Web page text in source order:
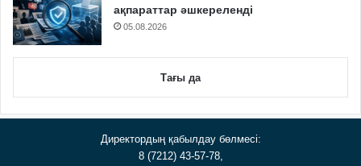
ақпараттар әшкереленді
05.08.2026
Тағы да
Директордың қабылдау бөлмесі:
8 (7212) 43-57-78,